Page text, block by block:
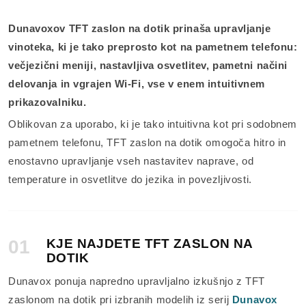
Dunavoxov TFT zaslon na dotik prinaša upravljanje
vinoteka, ki je tako preprosto kot na pametnem telefonu:
večjezični meniji, nastavljiva osvetlitev, pametni načini
delovanja in vgrajen Wi-Fi, vse v enem intuitivnem
prikazovalniku.
Oblikovan za uporabo, ki je tako intuitivna kot pri sodobnem
pametnem telefonu, TFT zaslon na dotik omogoča hitro in
enostavno upravljanje vseh nastavitev naprave, od
temperature in osvetlitve do jezika in povezljivosti.
01
KJE NAJDETE TFT ZASLON NA
DOTIK
Dunavox ponuja napredno upravljalno izkušnjo z TFT
zaslonom na dotik pri izbranih modelih iz serij Dunavox